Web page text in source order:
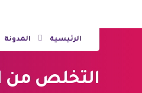
الرئيسية المدونة
التخلص من